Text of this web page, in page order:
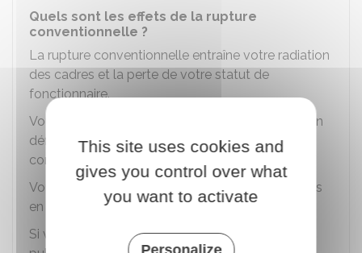
Quels sont les effets de la rupture
conventionnelle ?
La rupture conventionnelle entraîne votre radiation
des cadres et la perte de votre statut de
fonctionnaire.
Vous êtes radié des cadres à la date de cessation
définitive de vos fonctions convenue dans la
convention de rupture.
Vous avez droit aux allocations chômage, si vous
en remplissez les conditions d'attribution
Si vous êtes à nouveau recruté dans la fonction
This site uses cookies and
gives you control over what
you want to activate
Personalize